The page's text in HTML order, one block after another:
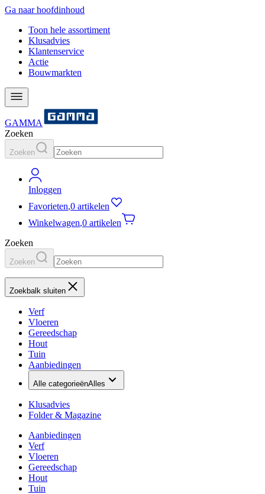
Ga naar hoofdinhoud
Toon hele assortiment
Klusadvies
Klantenservice
Actie
Bouwmarkten
GAMMA
Zoeken
Zoeken
Inloggen
Favorieten,0 artikelen
Winkelwagen,0 artikelen
Zoeken
Zoeken
Zoekbalk sluiten
Verf
Vloeren
Gereedschap
Hout
Tuin
Aanbiedingen
Alle categorieënAlles
Klusadvies
Folder & Magazine
Aanbiedingen
Verf
Vloeren
Gereedschap
Hout
Tuin